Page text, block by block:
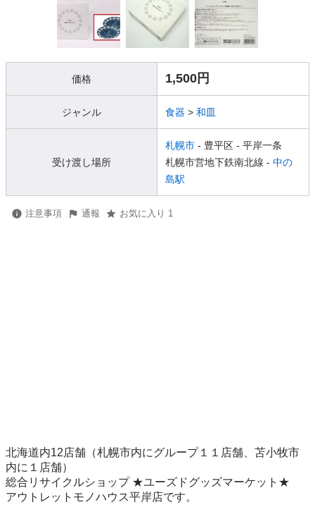
価格 1,500円
ジャンル 食器 > 和皿
受け渡し場所
札幌市 - 豊平区 - 平岸一条
札幌市営地下鉄南北線 - 中の
島駅
注意事項 通報 お気に入り 1
北海道内12店舗（札幌市内にグループ１１店舗、苫小牧市
内に１店舗）
総合リサイクルショップ ★ユーズドグッズマーケット★
アウトレットモノハウス平岸店です。